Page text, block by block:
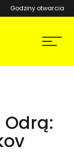
(otwiera się w nowym
Godziny otwarcia
Menu